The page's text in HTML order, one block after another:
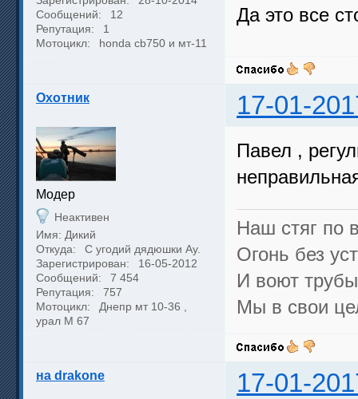
Сообщений:
12
Репутация:
1
Мотоцикл:
honda cb750 и мт-11
Да это все
Охотник 17-01-
Модер
Неактивен
Имя: Дикий
Откуда:
С угодий дядюшки Ау.
Зарегистрирован:
16-05-2012
Сообщений:
7 454
Репутация:
757
Мотоцикл:
Днепр мт 10-36 ,
урал М 67
Павел ,
Наш стяг по
Огонь без
И воют
Мы в свои
на drakone 17-01-